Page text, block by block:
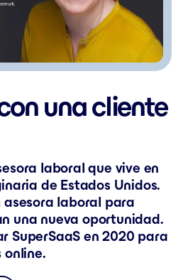
una cliente
laboral que vive en
de Estados Unidos.
asesora laboral para
una nueva oportunidad.
SuperSaaS en 2020 para
online.